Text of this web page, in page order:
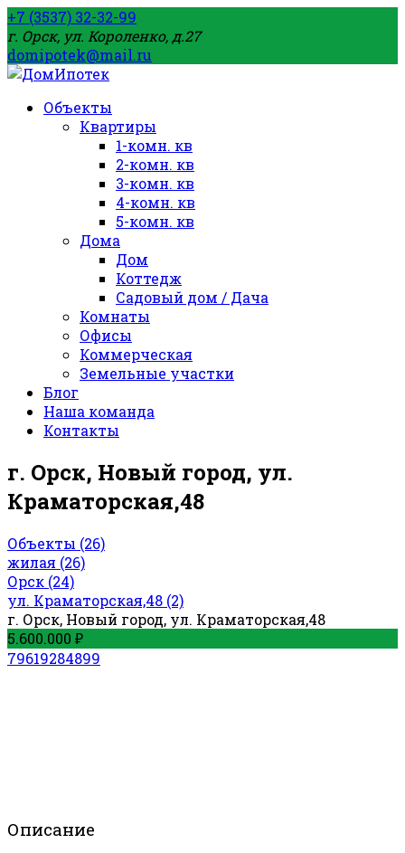
+7 (3537) 32-32-99
г. Орск, ул. Короленко, д.27
domipotek@mail.ru
Объекты
Квартиры
1-комн. кв
2-комн. кв
3-комн. кв
4-комн. кв
5-комн. кв
Дома
Дом
Коттедж
Садовый дом / Дача
Комнаты
Офисы
Коммерческая
Земельные участки
Блог
Наша команда
Контакты
г. Орск, Новый город, ул.
Краматорская,48
Объекты (26)
жилая (26)
Орск (24)
ул. Краматорская,48 (2)
г. Орск, Новый город, ул. Краматорская,48
5.600.000 ₽
79619284899
Описание